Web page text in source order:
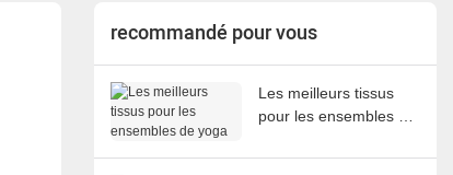
recommandé pour vous
Les meilleurs tissus
pour les ensembles de